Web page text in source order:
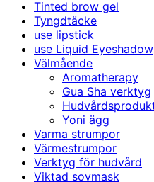
Tinted brow gel
Tyngdtäcke
use lipstick
use Liquid Eyeshadow
Välmående
Aromatherapy
Gua Sha verktyg
Yoni ägg
Varma strumpor
Värmestrumpor
Verktyg för hudvård
Viktad sovmask